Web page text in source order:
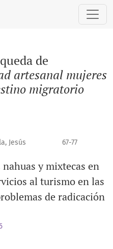
de
artesanal mujeres
migratorio
Jesús
67-77
y mixtecas en
al turismo en las
de radicación